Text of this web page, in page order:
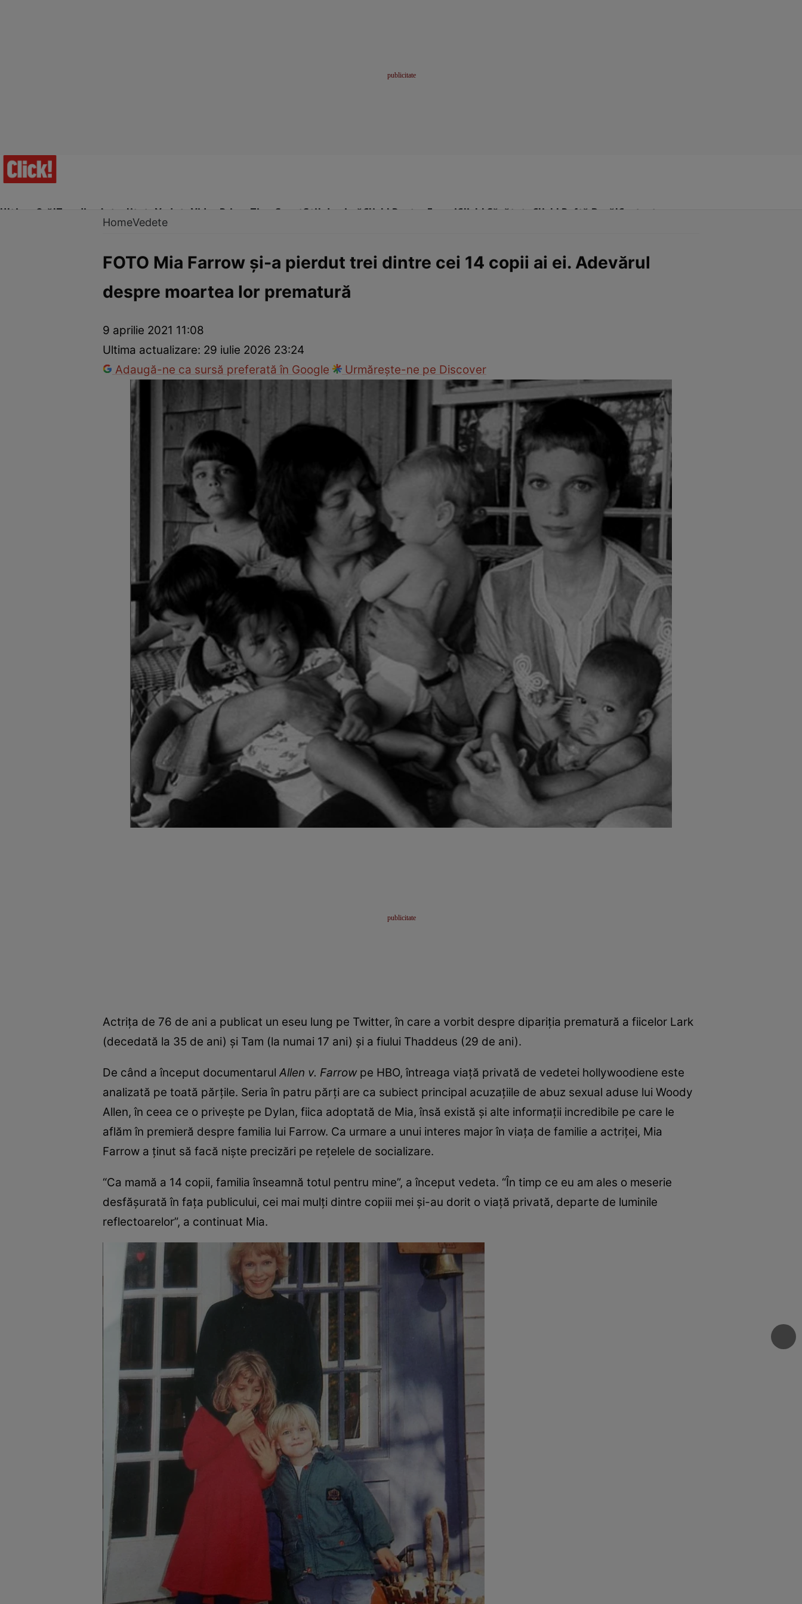
Ultima Oră!Trending Actualitate Vedete Video Prime Time SportStil de viațăClick! Pentru FemeiClick! Sănătate Click! Poftă Bună!Contact
Vedete internaționaleVedete româneștiInterviurile Click! Paparazzii Click!
HomeVedete
FOTO Mia Farrow şi-a pierdut trei dintre cei 14 copii ai ei. Adevărul
despre moartea lor prematură
9 aprilie 2021 11:08
Ultima actualizare: 29 iulie 2026 23:24
Adaugă-ne ca sursă preferată în Google
Urmărește-ne pe Discover
Actriţa de 76 de ani a publicat un eseu lung pe Twitter, în care a vorbit despre dipariţia prematură a fiicelor Lark
(decedată la 35 de ani) şi Tam (la numai 17 ani) şi a fiului Thaddeus (29 de ani).
De când a început documentarul Allen v. Farrow pe HBO, întreaga viaţă privată de vedetei hollywoodiene este
analizată pe toată părţile. Seria în patru părţi are ca subiect principal acuzaţiile de abuz sexual aduse lui Woody
Allen, în ceea ce o priveşte pe Dylan, fiica adoptată de Mia, însă există şi alte informaţii incredibile pe care le
aflăm în premieră despre familia lui Farrow. Ca urmare a unui interes major în viaţa de familie a actriţei, Mia
Farrow a ţinut să facă nişte precizări pe reţelele de socializare.
“Ca mamă a 14 copii, familia înseamnă totul pentru mine”, a început vedeta. “În timp ce eu am ales o meserie
desfăşurată în faţa publicului, cei mai mulţi dintre copiii mei şi-au dorit o viaţă privată, departe de luminile
reflectoarelor”, a continuat Mia.